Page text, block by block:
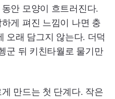
안 모양이 흐트러진다.
게 펴진 느낌이 나면 충
오래 담그지 않는다. 더덕
군 뒤 키친타월로 물기만
만드는 첫 단계다. 작은